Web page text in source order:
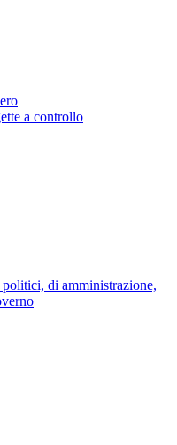
a controllo
di amministrazione,